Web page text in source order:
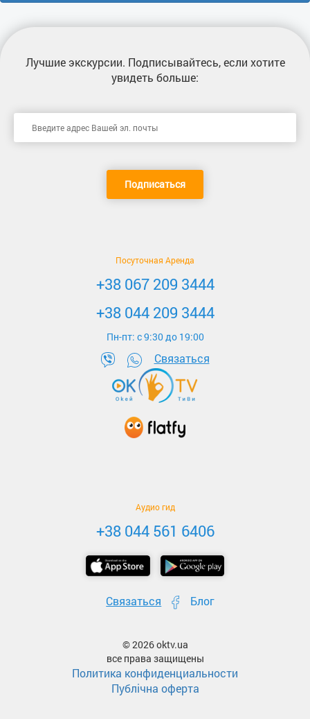
Лучшие экскурсии. Подписывайтесь, если хотите
увидеть больше:
Подписаться
Посуточная Аренда
+38 067 209 3444
+38 044 209 3444
Пн-пт: c 9:30 до 19:00
Связаться
Аудио гид
+38 044 561 6406
Связаться Блог
© 2026 oktv.ua
все права защищены
Политика конфиденциальности
Публічна оферта